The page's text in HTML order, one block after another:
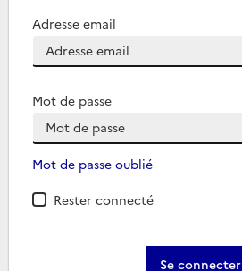
Adresse email
Mot de passe
Mot de passe oublié
Rester connecté
Se connecter